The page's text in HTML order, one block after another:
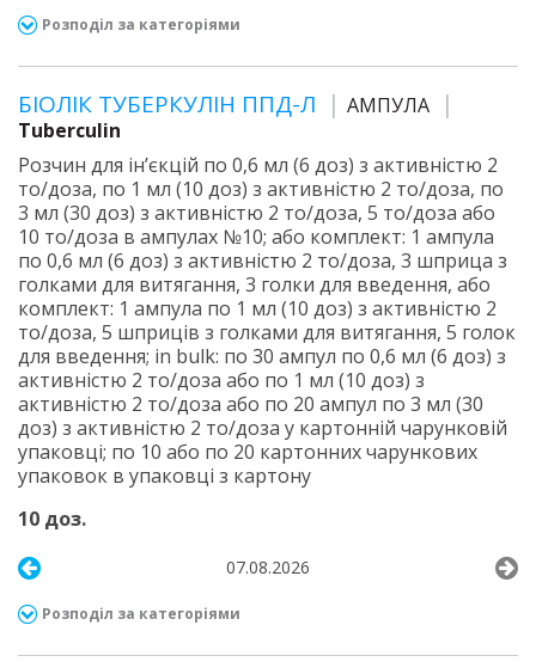
Розподіл за категоріями
БІОЛІК ТУБЕРКУЛІН ППД-Л
АМПУЛА
Tuberculin
Розчин для ін’єкцій по 0,6 мл (6 доз) з активністю 2
то/доза, по 1 мл (10 доз) з активністю 2 то/доза, по
3 мл (30 доз) з активністю 2 то/доза, 5 то/доза або
10 то/доза в ампулах №10; або комплект: 1 ампула
по 0,6 мл (6 доз) з активністю 2 то/доза, 3 шприца з
голками для витягання, 3 голки для введення, або
комплект: 1 ампула по 1 мл (10 доз) з активністю 2
то/доза, 5 шприців з голками для витягання, 5 голок
для введення; іn bulk: по 30 ампул по 0,6 мл (6 доз) з
активністю 2 то/доза або по 1 мл (10 доз) з
активністю 2 то/доза або по 20 ампул по 3 мл (30
доз) з активністю 2 то/доза у картонній чарунковій
упаковці; по 10 або по 20 картонних чарункових
упаковок в упаковці з картону
10 доз.
07.08.2026
Розподіл за категоріями